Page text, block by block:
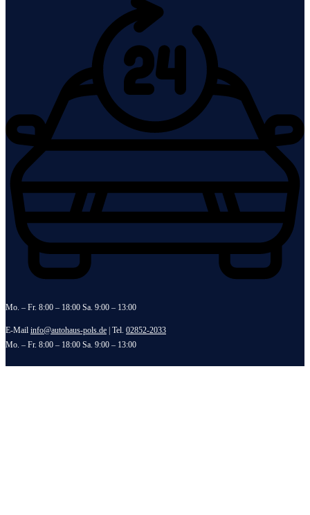
Mo. – Fr. 8:00 – 18:00 Sa. 9:00 – 13:00
E-Mail info@autohaus-pols.de | Tel. 02852-2033
Mo. – Fr. 8:00 – 18:00 Sa. 9:00 – 13:00